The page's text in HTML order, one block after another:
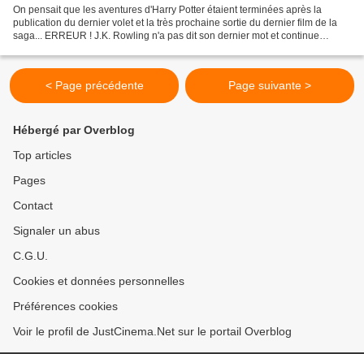
On pensait que les aventures d'Harry Potter étaient terminées après la
publication du dernier volet et la très prochaine sortie du dernier film de la
saga... ERREUR ! J.K. Rowling n'a pas dit son dernier mot et continue
< Page précédente Page suivante >
Hébergé par Overblog
Top articles
Pages
Contact
Signaler un abus
C.G.U.
Cookies et données personnelles
Préférences cookies
Voir le profil de JustCinema.Net sur le portail Overblog